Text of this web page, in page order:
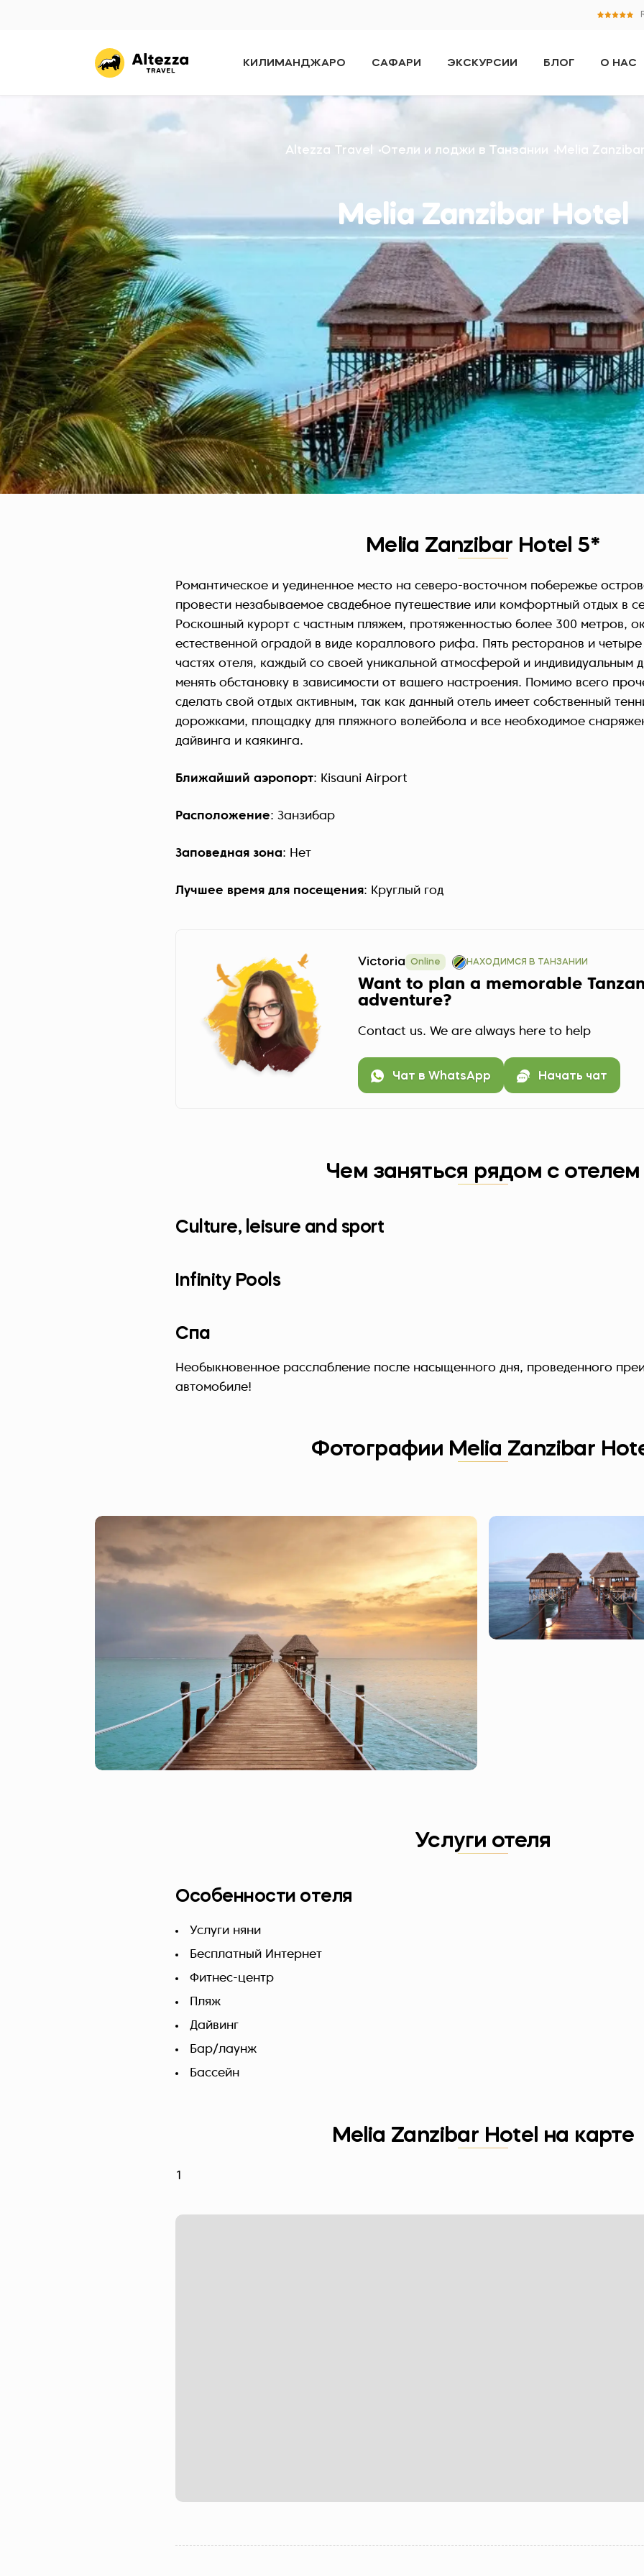
КИЛИМАНДЖАРО САФАРИ ЭКСКУРСИИ БЛОГ О НАС
Altezza Travel Отели и лоджи в Танзании Melia
Melia Zanzibar Hotel
Melia Zanzibar Hotel 5*
Романтическое и уединенное место на северо-восточном побережье
провести незабываемое свадебное путешествие или комфортный отдых в
Роскошный курорт с частным пляжем, протяженностью более 300 метров,
естественной оградой в виде кораллового рифа. Пять ресторанов и
частях отеля, каждый со своей уникальной атмосферой и индивидуальным
менять обстановку в зависимости от вашего настроения. Помимо всего
сделать свой отдых активным, так как данный отель имеет собственный
дорожками, площадку для пляжного волейбола и все необходимое
дайвинга и каякинга.
Ближайший аэропорт: Kisauni Airport
Расположение: Занзибар
Заповедная зона: Нет
Лучшее время для посещения: Круглый год
Victoria Online НАХОДИМСЯ В ТАНЗАНИИ
Want to plan a memorable
adventure?
Contact us. We are always here to help
Чат в WhatsApp Начать чат
Чем заняться рядом с отелем
Culture, leisure and sport
Infinity Pools
Спа
Необыкновенное расслабление после насыщенного дня, проведенного
автомобиле!
Фотографии Melia Zanzibar
Услуги отеля
Особенности отеля
Услуги няни
Бесплатный Интернет
Фитнес-центр
Пляж
Дайвинг
Бар/лаунж
Бассейн
Melia Zanzibar Hotel на карте
1